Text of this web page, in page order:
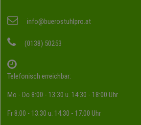
info@buerostuhlpro.at
(0138) 50253
Telefonisch erreichbar:
Mo - Do 8:00 - 13:30 u. 14:30 - 18:00 Uhr
Fr 8:00 - 13:30 u. 14:30 - 17:00 Uhr